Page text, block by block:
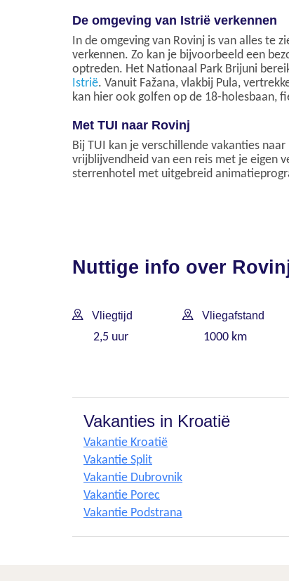
De omgeving van Istrië verkennen
In de omgeving van Rovinj is van alles te
verkennen. Zo kan je bijvoorbeeld een
optreden. Het Nationaal Park Brijuni
Istrië. Vanuit Fažana, vlakbij Pula,
kan hier ook golfen op de 18-holesbaan,
Met TUI naar Rovinj
Bij TUI kan je verschillende vakanties
vrijblijvendheid van een reis met je eigen
sterrenhotel met uitgebreid
Nuttige info over
Vliegtijd
2,5 uur
Vliegafstand
1000 km
Vakanties in Kroatië
Vakantie Kroatië
Vakantie Split
Vakantie Dubrovnik
Vakantie Porec
Vakantie Podstrana